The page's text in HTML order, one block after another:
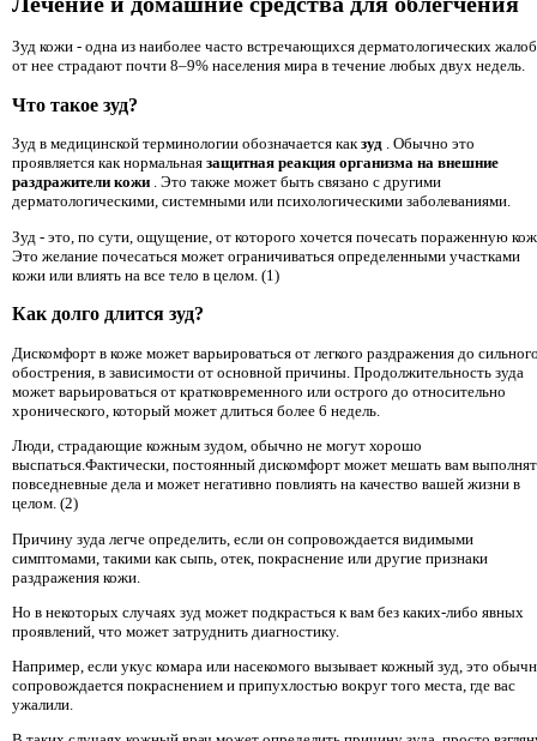
Зуд кожи - одна из наиболее часто встречающихся дерматологических
от нее страдают почти 8–9% населения мира в течение любых двух недель.
Что такое зуд?
Зуд в медицинской терминологии обозначается какзуд . Обычно это
проявляется как нормальная защитная реакция организма на внешние
раздражители кожи . Это также может быть связано с другими
дерматологическими, системными или психологическими заболеваниями.
Зуд - это, по сути, ощущение, от которого хочется почесать пораженную
Это желание почесаться может ограничиваться определенными участками
кожи или влиять на все тело в целом. (1)
Как долго длится зуд?
Дискомфорт в коже может варьироваться от легкого раздражения до
обострения, в зависимости от основной причины. Продолжительность зуда
может варьироваться от кратковременного или острого до относительно
хронического, который может длиться более 6 недель.
Люди, страдающие кожным зудом, обычно не могут хорошо
выспаться.Фактически, постоянный дискомфорт может мешать вам
повседневные дела и может негативно повлиять на качество вашей жизни в
целом. (2)
Причину зуда легче определить, если он сопровождается видимыми
симптомами, такими как сыпь, отек, покраснение или другие признаки
раздражения кожи.
Но в некоторых случаях зуд может подкрасться к вам без каких-либо явных
проявлений, что может затруднить диагностику.
Например, если укус комара или насекомого вызывает кожный зуд, это
сопровождается покраснением и припухлостью вокруг того места, где вас
ужалили.